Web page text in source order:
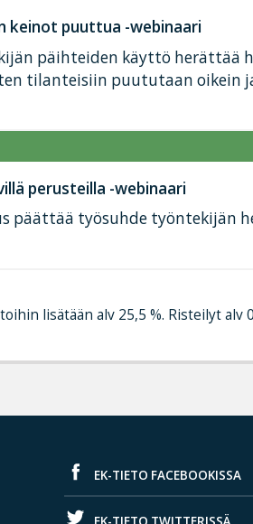
keinot puuttua -webinaari
päihteiden käyttö herättää
tilanteisiin puututaan oikein
perusteilla -webinaari
päättää työsuhde työntekijän
lisätään alv 25,5 %. Risteilyt alv
EK-TIETO FACEBOOKISSA